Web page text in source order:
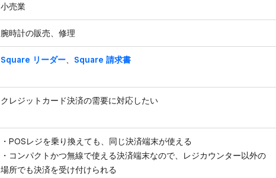
小売業
腕時計の販売、修理
Square リーダー Square 請求書
クレジットカード決済の需要に対応したい
・POSレジを乗り換えても、同じ決済端末が使える
・コンパクトかつ無線で使える決済端末なので、レジカウンター以外の
場所でも決済を受け付けられる